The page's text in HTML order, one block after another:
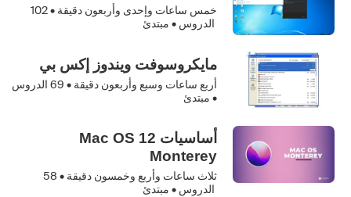
خمس ساعات وإحدى وأربعون دقيقة •102
الدروس • مبتدئ
مايكروسوفت ويندوز إكس بي
أربع ساعات وسبع وأربعون دقيقة • 69 الدروس
• مبتدئ
أساسيات Mac OS 12
Monterey
ثلاث ساعات وأربع وخمسون دقيقة • 58
الدروس • مبتدئ